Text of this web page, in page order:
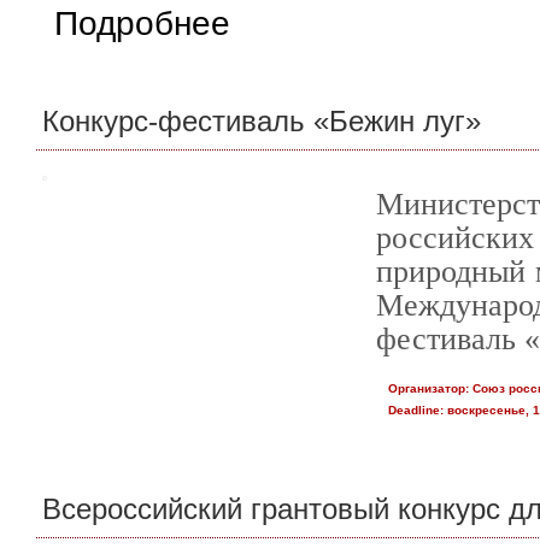
Подробнее
Конкурс-фестиваль «Бежин луг»
природный
фестиваль
Организатор:Союз
Deadline:воскресенье,
Всероссийский грантовый конкурс